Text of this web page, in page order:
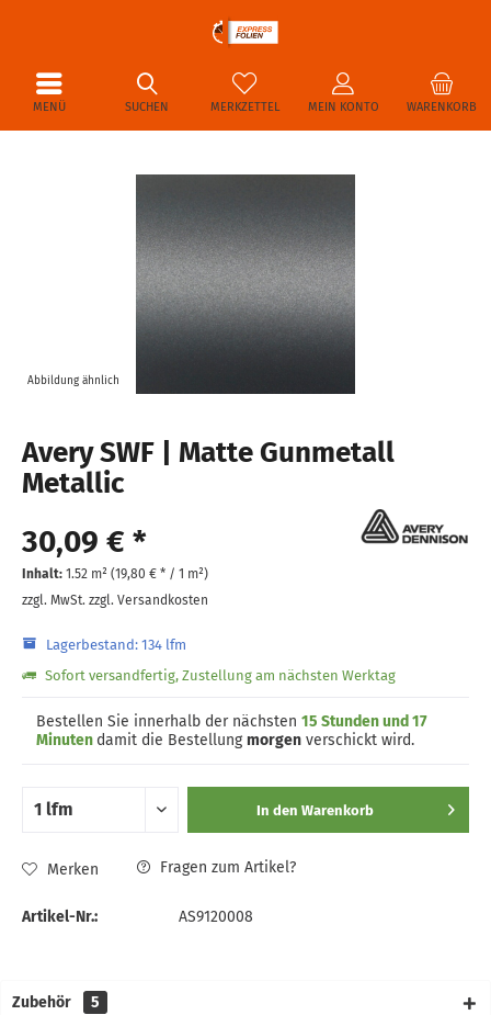
MENÜ WARENKORB
MERKZETTEL MEIN KONTO
SUCHEN
Abbildung ähnlich
Avery SWF | Matte Gunmetall
Metallic
30,09 € *
Inhalt: 1.52 m² (19,80 € * / 1 m²)
zzgl. MwSt. zzgl. Versandkosten
Lagerbestand: 134 lfm
Sofort versandfertig, Zustellung am nächsten Werktag
Bestellen Sie innerhalb der nächsten 15 Stunden und 17
Minuten damit die Bestellungmorgen verschickt wird.
In den Warenkorb
Merken Fragen zum Artikel?
Artikel-Nr.: AS9120008
Zubehör 5